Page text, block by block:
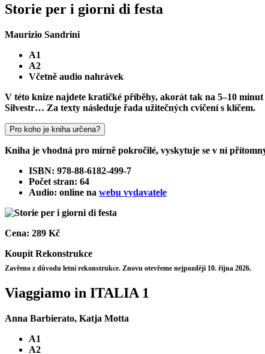
Storie per i giorni di festa
Maurizio Sandrini
A1
A2
Včetně audio nahrávek
V této knize najdete kratičké příběhy, akorát tak na 5–10
Silvestr… Za texty následuje řada užitečných cvičení s klíčem.
Pro koho je kniha určena?
Kniha je vhodná pro mírně pokročilé, vyskytuje se v ní
ISBN: 978-88-6182-499-7
Počet stran: 64
Audio: online na webu vydavatele
Cena: 289 Kč
Koupit Rekonstrukce
Zavřeno z důvodu letní rekonstrukce. Znovu otevřeme nejpozději 10. října 2026.
Viaggiamo in ITALIA 1
Anna Barbierato, Katja Motta
A1
A2